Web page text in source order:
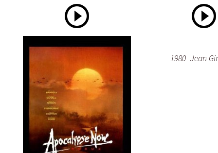
1980- Jean